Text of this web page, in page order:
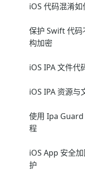
iOS 代码混淆
保护 Swift 代码
构加密
iOS IPA 文件代
iOS IPA 资源与
使用 Ipa Guard
程
iOS App 安全
护